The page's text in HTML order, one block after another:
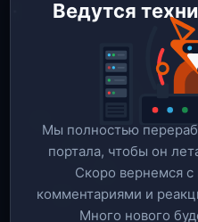
Ведутся
Мы полностью
портала, чтобы он
Скоро вернемся
комментариями и
Много нового